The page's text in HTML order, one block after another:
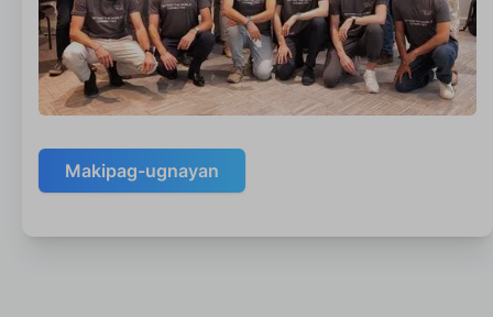
Makipag-ugnayan